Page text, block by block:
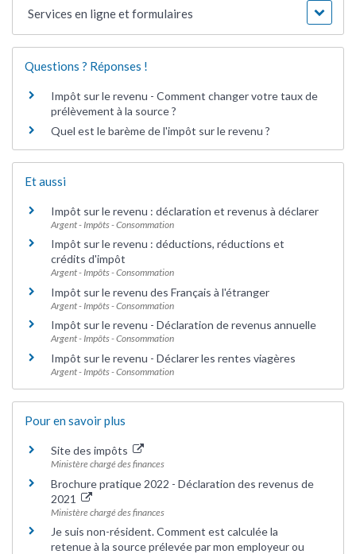
Services en ligne et formulaires
Questions ? Réponses !
Impôt sur le revenu - Comment changer votre taux de
prélèvement à la source ?
Quel est le barème de l'impôt sur le revenu ?
Et aussi
Impôt sur le revenu : déclaration et revenus à déclarer
Argent - Impôts - Consommation
Impôt sur le revenu : déductions, réductions et
crédits d'impôt
Argent - Impôts - Consommation
Impôt sur le revenu des Français à l'étranger
Argent - Impôts - Consommation
Impôt sur le revenu - Déclaration de revenus annuelle
Argent - Impôts - Consommation
Impôt sur le revenu - Déclarer les rentes viagères
Argent - Impôts - Consommation
Pour en savoir plus
Site des impôts
Ministère chargé des finances
Brochure pratique 2022 - Déclaration des revenus de
2021
Ministère chargé des finances
Je suis non-résident. Comment est calculée la
retenue à la source prélevée par mon employeur ou